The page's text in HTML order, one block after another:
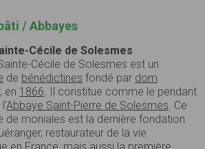
/ Abbayes
Cécile de Solesmes
Cécile de Solesmes est un
de bénédictines fondé par dom
, en 1866. Il constitue comme le pendant
Abbaye Saint-Pierre de Solesmes. Ce
de moniales est la dernière fondation
restaurateur de la vie